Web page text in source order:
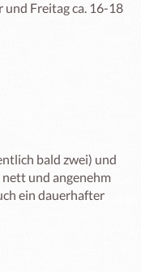
Freitag ca. 16-18
bald zwei) und
und angenehm
ein dauerhafter